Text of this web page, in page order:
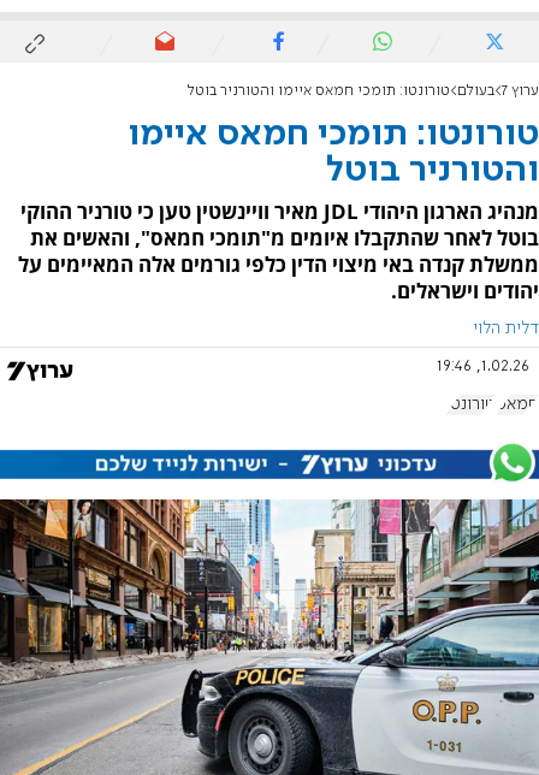
ערוץ 7 בעולם טורונטו: תומכי חמאס איימו והטורניר בוטל
טורונטו: תומכי חמאס איימו
והטורניר בוטל
מנהיג הארגון היהודי JDL מאיר וויינשטין טען כי טורניר ההוקי
בוטל לאחר שהתקבלו איומים מ"תומכי חמאס", והאשים את
ממשלת קנדה באי מיצוי הדין כלפי גורמים אלה המאיימים על
יהודים וישראלים.
דלית הלוי
1.02.26, 19:46
חמאס טורונטו